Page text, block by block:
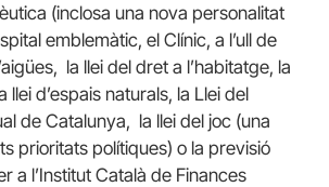
(inclosa una nova personalitat
emblemàtic, el Clínic, a l’ull de
la llei del dret a l’habitatge, la
llei d’espais naturals, la Llei del
de Catalunya, la llei del joc (una
prioritats polítiques) o la previsió
a l’Institut Català de Finances